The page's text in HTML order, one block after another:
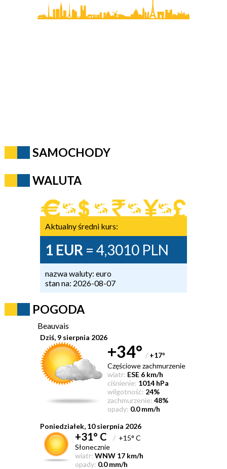
SAMOCHODY
WALUTA
Aktualny średni kurs:
1 EUR = 4,3010 PLN
nazwa waluty: euro
stan na: 2026-08-07
POGODA
Beauvais
Dziś, 9 sierpnia 2026
+34° / +17°
Częściowe zachmurzenie
wiatr: ESE 6 km/h
ciśnienie: 1014 hPa
wilgotność: 24%
zachmurzenie: 48%
opady: 0.0 mm/h
Poniedziałek, 10 sierpnia 2026
+31° C /+15° C
Słonecznie
wiatr: WNW 17 km/h
opady: 0.0 mm/h